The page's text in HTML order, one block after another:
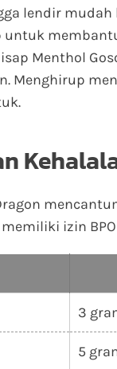
lendir
Menthol
Menghirup
memiliki izin
3
5